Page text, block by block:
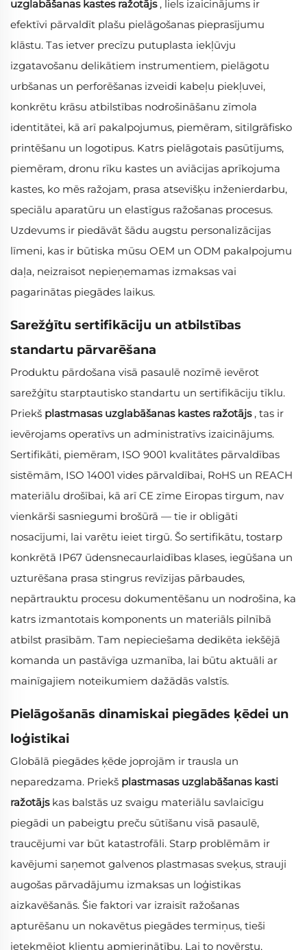
uzglabāšanas kastes ražotājs , liels izaicinājums ir
efektīvi pārvaldīt plašu pielāgošanas pieprasījumu
klāstu. Tas ietver precīzu putuplasta iekļūvju
izgatavošanu delikātiem instrumentiem, pielāgotu
urbšanas un perforēšanas izveidi kabeļu piekļuvei,
konkrētu krāsu atbilstības nodrošināšanu zīmola
identitātei, kā arī pakalpojumus, piemēram, sitilgrāfisko
printēšanu un logotipus. Katrs pielāgotais pasūtījums,
piemēram, dronu rīku kastes un aviācijas aprīkojuma
kastes, ko mēs ražojam, prasa atsevišķu inženierdarbu,
speciālu aparatūru un elastīgus ražošanas procesus.
Uzdevums ir piedāvāt šādu augstu personalizācijas
līmeni, kas ir būtiska mūsu OEM un ODM pakalpojumu
daļa, neizraisot nepieņemamas izmaksas vai
pagarinātas piegādes laikus.
Sarežģītu sertifikāciju un atbilstības
standartu pārvarēšana
Produktu pārdošana visā pasaulē nozīmē ievērot
sarežģītu starptautisko standartu un sertifikāciju tīklu.
Priekš plastmasas uzglabāšanas kastes ražotājs , tas ir
ievērojams operatīvs un administratīvs izaicinājums.
Sertifikāti, piemēram, ISO 9001 kvalitātes pārvaldības
sistēmām, ISO 14001 vides pārvaldībai, RoHS un REACH
materiālu drošībai, kā arī CE zīme Eiropas tirgum, nav
vienkārši sasniegumi brošūrā — tie ir obligāti
nosacījumi, lai varētu ieiet tirgū. Šo sertifikātu, tostarp
konkrētā IP67 ūdensnecaurlaidības klases, iegūšana un
uzturēšana prasa stingrus revīzijas pārbaudes,
nepārtrauktu procesu dokumentēšanu un nodrošina, ka
katrs izmantotais komponents un materiāls pilnībā
atbilst prasībām. Tam nepieciešama dedikēta iekšējā
komanda un pastāvīga uzmanība, lai būtu aktuāli ar
mainīgajiem noteikumiem dažādās valstīs.
Pielāgošanās dinamiskai piegādes ķēdei un
loģistikai
Globālā piegādes ķēde joprojām ir trausla un
neparedzama. Priekš plastmasas uzglabāšanas kasti
ražotājs kas balstās uz svaigu materiālu savlaicīgu
piegādi un pabeigtu preču sūtīšanu visā pasaulē,
traucējumi var būt katastrofāli. Starp problēmām ir
kavējumi saņemot galvenos plastmasas sveķus, strauji
augošas pārvadājumu izmaksas un loģistikas
aizkavēšanās. Šie faktori var izraisīt ražošanas
apturēšanu un nokavētus piegādes termiņus, tieši
ietekmējot klientu apmierinātību. Lai to novērstu,